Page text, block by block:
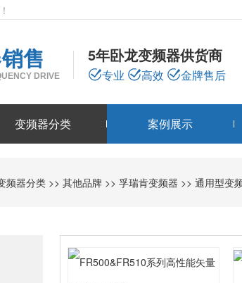
售
DRIVE
5年卧龙变频器供货商
专业 高效 金牌售后
变频器分类 案例展示
频器分类 >>其他品牌 >>孚瑞肯变频器 >>通用型变